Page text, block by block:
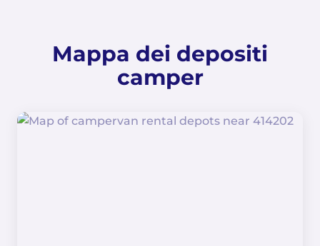
Mappa dei depositi
camper